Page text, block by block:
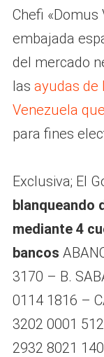
Chefi «Domus
embajada
del mercado
las ayudas de
Venezuela
para fines
Exclusiva; El
blanqueando
mediante 4
bancos
3170 – B.
0114 1816 –
3202 0001
2932 8021